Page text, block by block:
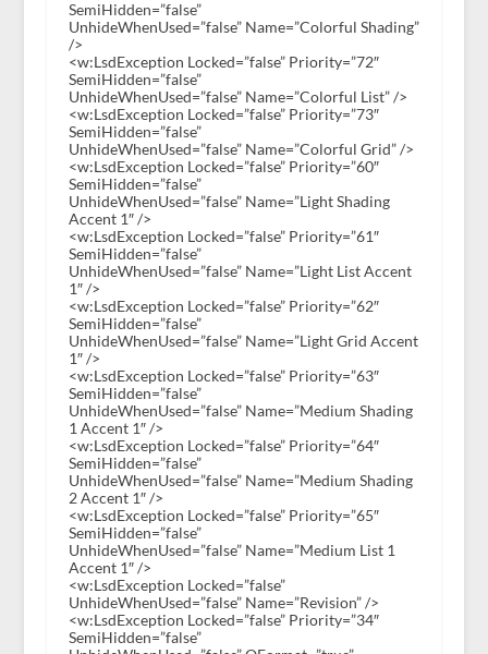
SemiHidden=”false”
UnhideWhenUsed=”false” Name=”Colorful Shading”
/>
<w:LsdException Locked=”false” Priority=”72″
SemiHidden=”false”
UnhideWhenUsed=”false” Name=”Colorful List” />
<w:LsdException Locked=”false” Priority=”73″
SemiHidden=”false”
UnhideWhenUsed=”false” Name=”Colorful Grid” />
<w:LsdException Locked=”false” Priority=”60″
SemiHidden=”false”
UnhideWhenUsed=”false” Name=”Light Shading
Accent 1″ />
<w:LsdException Locked=”false” Priority=”61″
SemiHidden=”false”
UnhideWhenUsed=”false” Name=”Light List Accent
1″ />
<w:LsdException Locked=”false” Priority=”62″
SemiHidden=”false”
UnhideWhenUsed=”false” Name=”Light Grid Accent
1″ />
<w:LsdException Locked=”false” Priority=”63″
SemiHidden=”false”
UnhideWhenUsed=”false” Name=”Medium Shading
1 Accent 1″ />
<w:LsdException Locked=”false” Priority=”64″
SemiHidden=”false”
UnhideWhenUsed=”false” Name=”Medium Shading
2 Accent 1″ />
<w:LsdException Locked=”false” Priority=”65″
SemiHidden=”false”
UnhideWhenUsed=”false” Name=”Medium List 1
Accent 1″ />
<w:LsdException Locked=”false”
UnhideWhenUsed=”false” Name=”Revision” />
<w:LsdException Locked=”false” Priority=”34″
SemiHidden=”false”